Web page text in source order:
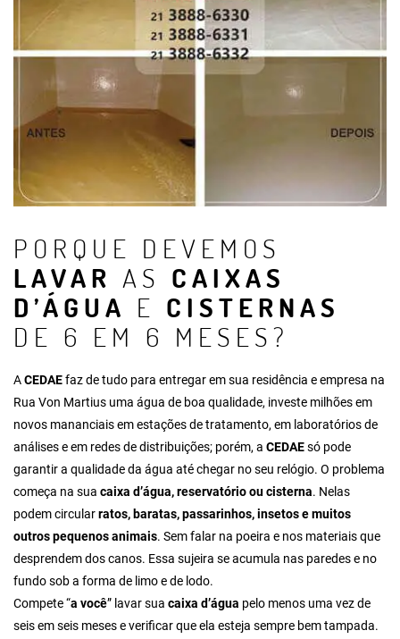
PORQUE DEVEMOS
LAVAR AS CAIXAS
D’ÁGUA E CISTERNAS
DE 6 EM 6 MESES?
ACEDAEfaz de tudo para entregar em sua residência e empresa na
Rua Von Martius uma água de boa qualidade, investe milhões em
novos mananciais em estações de tratamento, em laboratórios de
análises e em redes de distribuições; porém, a CEDAEsó pode
garantir a qualidade da água até chegar no seu relógio. O problema
começa na sua caixa d’água, reservatório ou cisterna. Nelas
podem circularratos, baratas, passarinhos, insetos e muitos
outros pequenos animais. Sem falar na poeira e nos materiais que
desprendem dos canos. Essa sujeira se acumula nas paredes e no
fundo sob a forma de limo e de lodo.
Compete “a você” lavar sua caixa d’água pelo menos uma vez de
seis em seis meses e verificar que ela esteja sempre bem tampada.